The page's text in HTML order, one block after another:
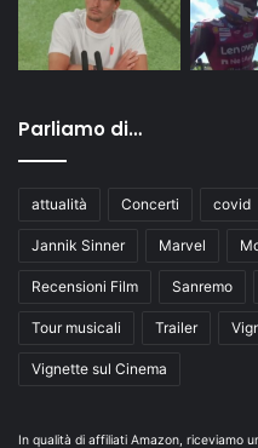
Parliamo di…
attualità Concerti covid
Jannik Sinner Marvel
Recensioni Film Sanremo
Tour musicali Trailer
Vignette sul Cinema
In qualità di affiliati Amazon, riceviamo